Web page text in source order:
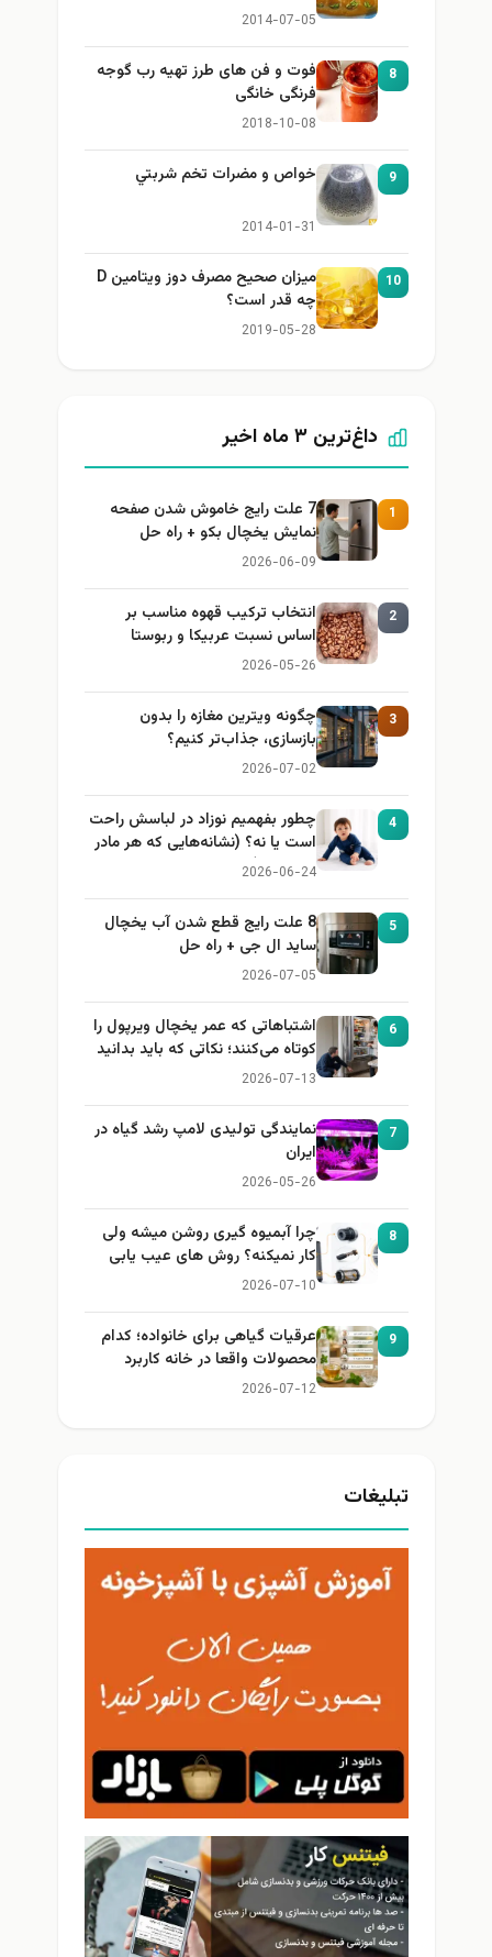
2014-07-05
8
فوت و فن های طرز تهیه رب گوجه
فرنگی خانگی
2018-10-08
9 خواص و مضرات تخم شربتي
2014-01-31
10
میزان صحیح مصرف دوز ویتامین D
چه قدر است؟
2019-05-28
داغ‌ترین ۳ ماه اخیر
1
7 علت رایج خاموش شدن صفحه
نمایش یخچال بکو + راه حل
2026-06-09
2
انتخاب ترکیب قهوه مناسب بر
اساس نسبت عربیکا و ربوستا
2026-05-26
3
چگونه ویترین مغازه را بدون
بازسازی، جذاب‌تر کنیم؟
2026-07-02
4
چطور بفهمیم نوزاد در لباسش راحت
است یا نه؟ (نشانه‌هایی که هر مادر
باید بداند)
2026-06-24
5
8 علت رایج قطع شدن آب یخچال
ساید ال جی + راه حل
2026-07-05
6
اشتباهاتی که عمر یخچال ویرپول را
کوتاه می‌کنند؛ نکاتی که باید بدانید
2026-07-13
7
نمایندگی تولیدی لامپ رشد گیاه در
ایران
2026-05-26
8
چرا آبمیوه گیری روشن میشه ولی
کار نمیکنه؟ روش های عیب یابی
2026-07-10
9
عرقیات گیاهی برای خانواده؛ کدام
محصولات واقعا در خانه کاربرد
دارند؟
2026-07-12
تبلیغات